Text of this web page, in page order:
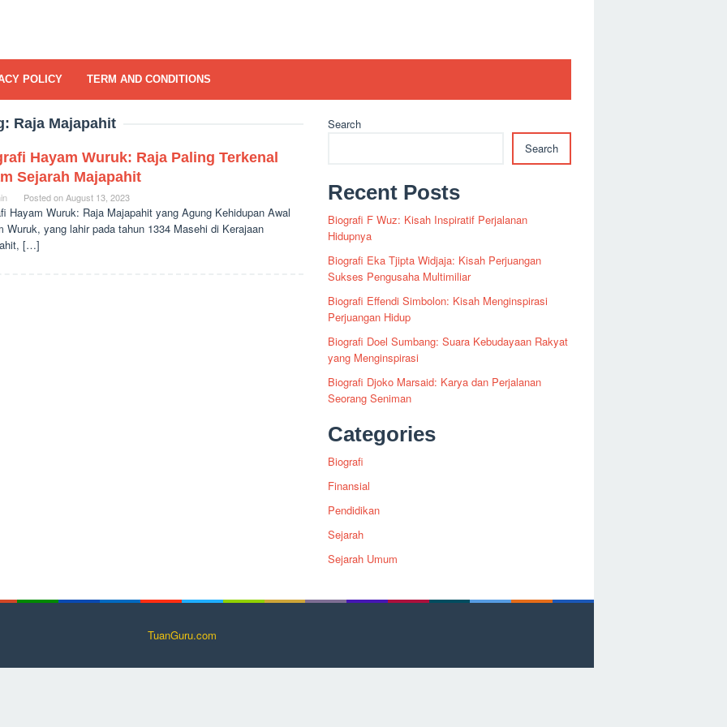
POLICY TERM AND CONDITIONS
Raja Majapahit
Hayam Wuruk: Raja Paling Terkenal
Sejarah Majapahit
Posted onAugust 13, 2023
Hayam Wuruk: Raja Majapahit yang Agung Kehidupan Awal
Wuruk, yang lahir pada tahun 1334 Masehi di Kerajaan
[…]
Search
Search
Recent Posts
Biografi F Wuz: Kisah Inspiratif Perjalanan
Hidupnya
Biografi Eka Tjipta Widjaja: Kisah Perjuangan
Sukses Pengusaha Multimiliar
Biografi Effendi Simbolon: Kisah Menginspirasi
Perjuangan Hidup
Biografi Doel Sumbang: Suara Kebudayaan Rakyat
yang Menginspirasi
Biografi Djoko Marsaid: Karya dan Perjalanan
Seorang Seniman
Categories
Biografi
Finansial
Pendidikan
Sejarah
Sejarah Umum
TuanGuru.com